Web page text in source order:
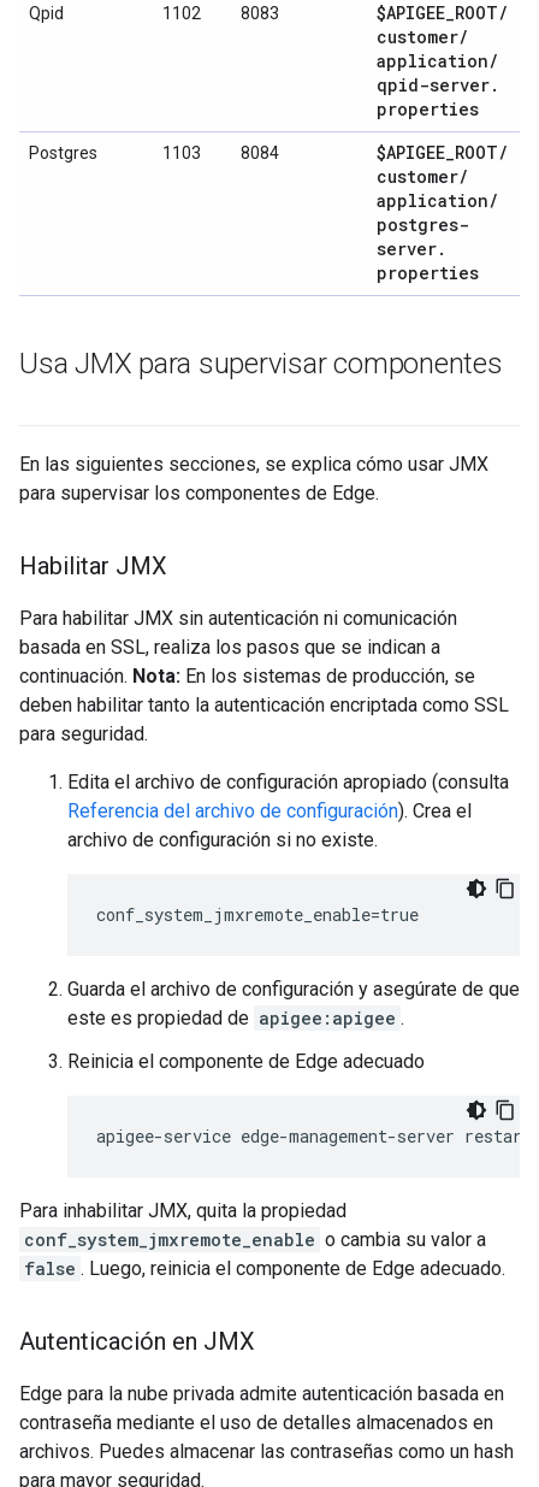
Qpid 1102 8083 $APIGEE_ROOT/
customer/
application/
qpid-server.
properties
Postgres 1103 8084 $APIGEE_ROOT/
customer/
application/
postgres-
server.
properties
Usa JMX para supervisar componentes
En las siguientes secciones, se explica cómo usar JMX
para supervisar los componentes de Edge.
Habilitar JMX
Para habilitar JMX sin autenticación ni comunicación
basada en SSL, realiza los pasos que se indican a
continuación. Nota: En los sistemas de producción, se
deben habilitar tanto la autenticación encriptada como SSL
para seguridad.
Edita el archivo de configuración apropiado (consulta
Referencia del archivo de configuración). Crea el
archivo de configuración si no existe.
conf_system_jmxremote_enable=true
Guarda el archivo de configuración y asegúrate de que
este es propiedad de apigee:apigee .
Reinicia el componente de Edge adecuado
apigee-service edge-management-server restart
Para inhabilitar JMX, quita la propiedad
conf_system_jmxremote_enable o cambia su valor a
false . Luego, reinicia el componente de Edge adecuado.
Autenticación en JMX
Edge para la nube privada admite autenticación basada en
contraseña mediante el uso de detalles almacenados en
archivos. Puedes almacenar las contraseñas como un hash
para mayor seguridad.